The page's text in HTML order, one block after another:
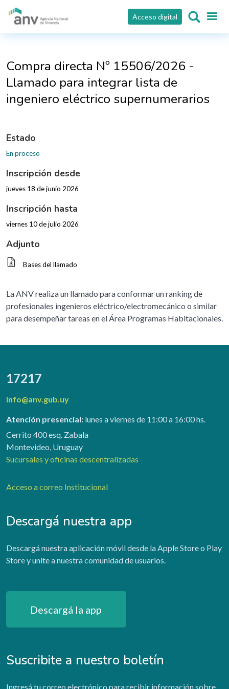
Pasar al contenido principal
Acceso digital
Compra directa Nº 15506/2026 -
Llamado para integrar lista de
ingeniero eléctrico supernumerarios
Estado
En proceso
Inscripción desde
jueves 18 de junio 2026
Inscripción hasta
viernes 10 de julio 2026
Adjunto
Bases del llamado
La ANV realiza un llamado para conformar un ranking de
profesionales ingenieros eléctrico/electromecánico o similar
para desempeñar tareas en el Área Programas Habitacionales.
17217
info@anv.gub.uy
Atención presencial: lunes a viernes de 11:00 a 16:00 hs.
Cerrito 400 esq. Zabala
Montevideo, Uruguay
Sucursales y oficinas descentralizadas
Acceso a correo Institucional
Descargá nuestra app
Descargá nuestra aplicación móvil desde la Apple Store o Play
Store y unite a nuestra comunidad de usuarios.
Descargá la app
Suscribite a nuestro boletín
Ingresá tu correo electrónico para recibir información sobre